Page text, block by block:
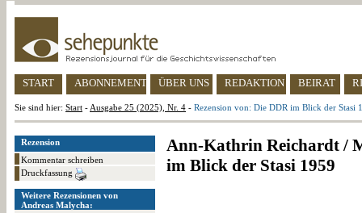
START ABONNEMENT ÜBER UNS REDAKTION BEIRAT
Sie sind hier: Start - Ausgabe 25 (2025), Nr. 4 - Rezension von: Die DDR im Blick der Stasi
Rezension
Kommentar schreiben
Druckfassung
Weitere Rezensionen von
Andreas Malycha:
Ann-Kathrin Reichardt /
im Blick der Stasi 1959